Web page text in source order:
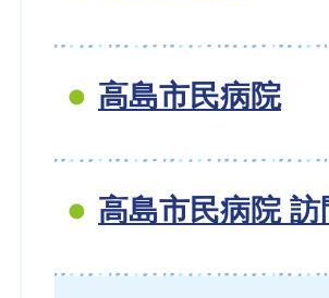
高島市民病院
高島市民病院